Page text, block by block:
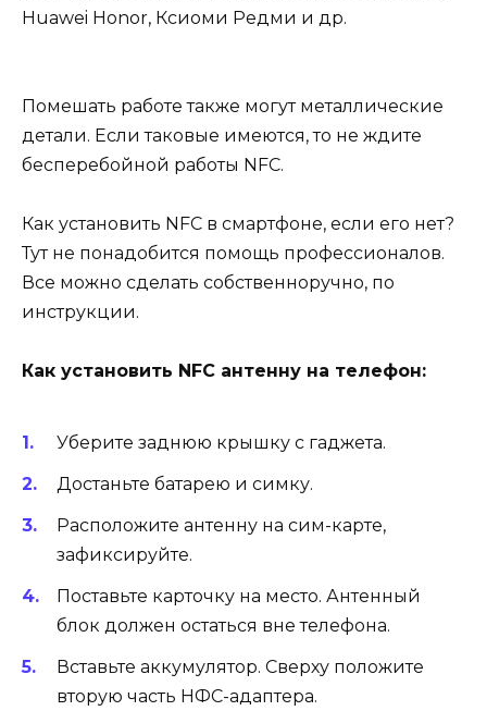
Huawei Honor, Ксиоми Редми и др.
Помешать работе также могут металлические
детали. Если таковые имеются, то не ждите
бесперебойной работы NFC.
Как установить NFC в смартфоне, если его нет?
Тут не понадобится помощь профессионалов.
Все можно сделать собственноручно, по
инструкции.
Как установить NFC антенну на телефон:
Уберите заднюю крышку с гаджета.
Достаньте батарею и симку.
Расположите антенну на сим-карте,
зафиксируйте.
Поставьте карточку на место. Антенный
блок должен остаться вне телефона.
Вставьте аккумулятор. Сверху положите
вторую часть НФС-адаптера.